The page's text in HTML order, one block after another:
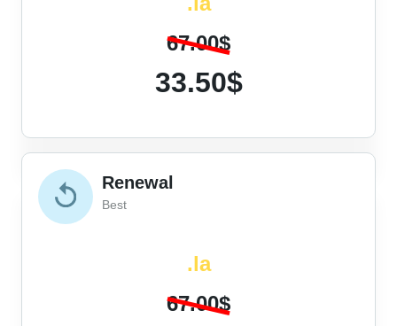
67.00$
33.50$
Renewal
Best
.la
67.00$